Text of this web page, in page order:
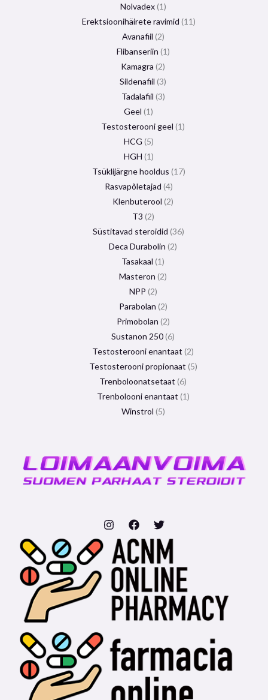
Nolvadex 1
Erektsioonihäirete ravimid 11
Avanafiil 2
Flibanseriin 1
Kamagra 2
Sildenafiil 3
Tadalafiil 3
Geel 1
Testosterooni geel 1
HCG 5
HGH 1
Tsüklijärgne hooldus 17
Rasvapõletajad 4
Klenbuterool 2
T3 2
Süstitavad steroidid 36
Deca Durabolin 2
Tasakaal 1
Masteron 2
NPP 2
Parabolan 2
Primobolan 2
Sustanon 250 6
Testosterooni enantaat 2
Testosterooni propionaat 5
Trenboloonatsetaat 6
Trenbolooni enantaat 1
Winstrol 5